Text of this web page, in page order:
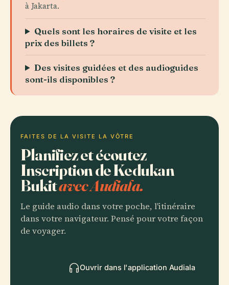
à Jakarta.
Quels sont les horaires de visite et les
prix des billets ?
Des visites guidées et des audioguides
sont-ils disponibles ?
FAITES DE LA VISITE LA VÔTRE
Planifiez et écoutez
Inscription de Kedukan
Bukitavec Audiala.
Le guide audio dans votre poche, l'itinéraire
dans votre navigateur. Pensé pour votre façon
de voyager.
Ouvrir dans l'application Audiala